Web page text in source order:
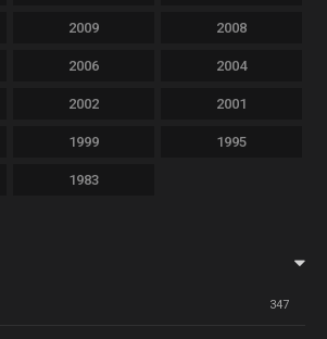
2009 2008
2006 2004
2002 2001
1999 1995
1983
347